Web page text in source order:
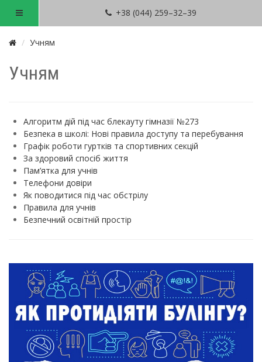
+38 (044) 259–32–39
Учням
Учням
Алгоритм дій під час блекауту гімназії №273
Безпека в школі: Нові правила доступу та перебування
Графік роботи гуртків та спортивних секцій
За здоровий спосіб життя
Пам’ятка для учнів
Телефони довіри
Як поводитися під час обстрілу
Правила для учнів
Безпечний освітній простір